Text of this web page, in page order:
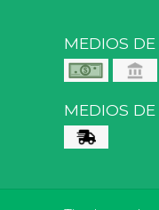
MEDIOS
MEDIOS